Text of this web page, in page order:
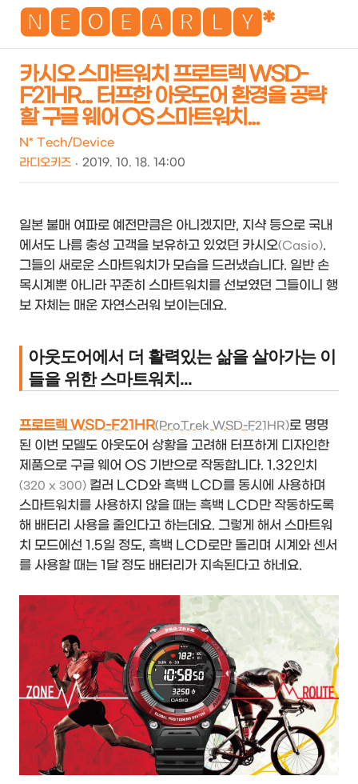
🅽🅴🅾🅴🅰🆁🅻🆈*
검
카시오 스마트워치 프로트렉 WSD-
F21HR... 터프한 아웃도어 환경을 공략
할 구글 웨어 OS 스마트워치...
N* Tech/Device
라디오키즈
2019. 10. 18. 14:00
일본 불매 여파로 예전만큼은 아니겠지만, 지샥 등으로 국내
에서도 나름 충성 고객을 보유하고 있었던 카시오(Casio).
그들의 새로운 스마트워치가 모습을 드러냈습니다. 일반 손
목시계뿐 아니라 꾸준히 스마트워치를 선보였던 그들이니 행
보 자체는 매운 자연스러워 보이는데요.
아웃도어에서 더 활력있는 삶을 살아가는 이
들을 위한 스마트워치...
프로트렉 WSD-F21HR(ProTrek WSD-F21HR)로 명명
된 이번 모델도 아웃도어 상황을 고려해 터프하게 디자인한
제품으로 구글 웨어 OS 기반으로 작동합니다. 1.32인치
(320 x 300) 컬러 LCD와 흑백 LCD를 동시에 사용하며
스마트워치를 사용하지 않을 때는 흑백 LCD만 작동하도록
해 배터리 사용을 줄인다고 하는데요. 그렇게 해서 스마트워
치 모드에선 1.5일 정도, 흑백 LCD로만 돌리며 시계와 센서
를 사용할 때는 1달 정도 배터리가 지속된다고 하네요.